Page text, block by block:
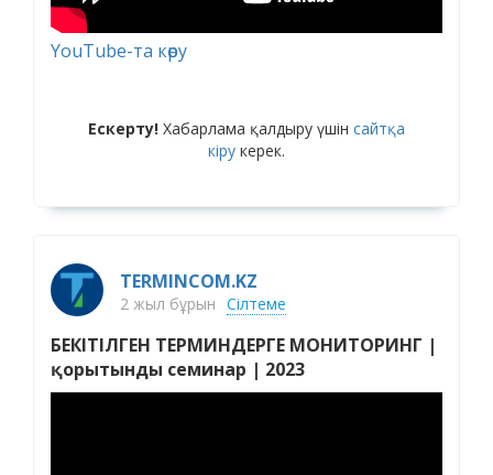
YouTube-та көру
Ескерту! Хабарлама қалдыру үшін сайтқа
кіру керек.
TERMINCOM.KZ
2 жыл бұрын Сілтеме
БЕКІТІЛГЕН ТЕРМИНДЕРГЕ МОНИТОРИНГ |
қорытынды семинар | 2023